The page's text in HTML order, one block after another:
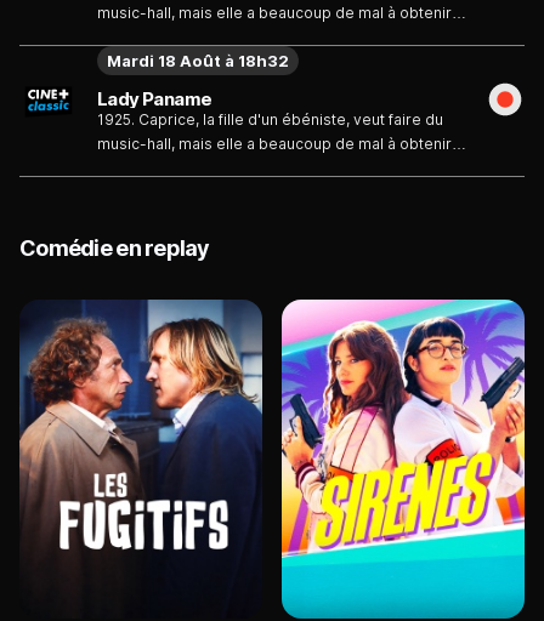
music-hall, mais elle a beaucoup de mal à obtenir
anarchiste dans l'âme, l'encourage. Caprice finit
chanson qui jusqu'ici a porté malheur à tous ses
interprètes...
Lady Paname
1925. Caprice, la fille d'un ébéniste, veut faire du
music-hall, mais elle a beaucoup de mal à obtenir
chanson qui jusqu'ici a porté malheur à tous ses
interprètes...
Mardi 18 Août à 18h32
Comédie en replay